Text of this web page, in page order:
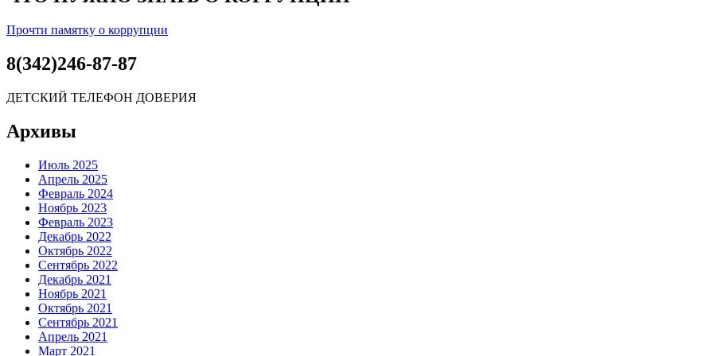
Прочти памятку о коррупции
8(342)246-87-87
ДЕТСКИЙ ТЕЛЕФОН ДОВЕРИЯ
Архивы
Июль 2025
Апрель 2025
Февраль 2024
Ноябрь 2023
Февраль 2023
Декабрь 2022
Октябрь 2022
Сентябрь 2022
Декабрь 2021
Ноябрь 2021
Октябрь 2021
Сентябрь 2021
Апрель 2021
Март 2021